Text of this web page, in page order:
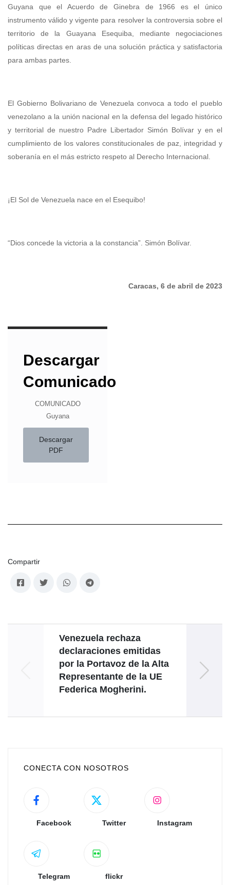
Guyana que el Acuerdo de Ginebra de 1966 es el único
instrumento válido y vigente para resolver la controversia sobre el
territorio de la Guayana Esequiba, mediante negociaciones
políticas directas en aras de una solución práctica y satisfactoria
para ambas partes.
El Gobierno Bolivariano de Venezuela convoca a todo el pueblo
venezolano a la unión nacional en la defensa del legado histórico
y territorial de nuestro Padre Libertador Simón Bolívar y en el
cumplimiento de los valores constitucionales de paz, integridad y
soberanía en el más estricto respeto al Derecho Internacional.
¡El Sol de Venezuela nace en el Esequibo!
“Dios concede la victoria a la constancia”. Simón Bolívar.
Caracas, 6 de abril de 2023
Descargar
Comunicado
COMUNICADO
Guyana
Descargar
PDF
Compartir
Venezuela rechaza
declaraciones emitidas
por la Portavoz de la Alta
Representante de la UE
Federica Mogherini.
CONECTA CON NOSOTROS
Facebook Twitter Instagram
Telegram flickr